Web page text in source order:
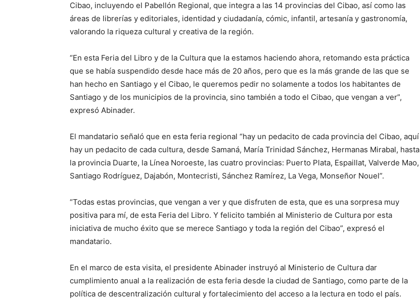
Cibao, incluyendo el Pabellón Regional, que integra a las 14 provincias del Cibao, así como las
áreas de librerías y editoriales, identidad y ciudadanía, cómic, infantil, artesanía y gastronomía,
valorando la riqueza cultural y creativa de la región.
“En esta Feria del Libro y de la Cultura que la estamos haciendo ahora, retomando esta práctica
que se había suspendido desde hace más de 20 años, pero que es la más grande de las que se
han hecho en Santiago y el Cibao, le queremos pedir no solamente a todos los habitantes de
Santiago y de los municipios de la provincia, sino también a todo el Cibao, que vengan a ver”,
expresó Abinader.
El mandatario señaló que en esta feria regional “hay un pedacito de cada provincia del Cibao, aquí
hay un pedacito de cada cultura, desde Samaná, María Trinidad Sánchez, Hermanas Mirabal, hasta
la provincia Duarte, la Línea Noroeste, las cuatro provincias: Puerto Plata, Espaillat, Valverde Mao,
Santiago Rodríguez, Dajabón, Montecristi, Sánchez Ramírez, La Vega, Monseñor Nouel”.
“Todas estas provincias, que vengan a ver y que disfruten de esta, que es una sorpresa muy
positiva para mí, de esta Feria del Libro. Y felicito también al Ministerio de Cultura por esta
iniciativa de mucho éxito que se merece Santiago y toda la región del Cibao”, expresó el
mandatario.
En el marco de esta visita, el presidente Abinader instruyó al Ministerio de Cultura dar
cumplimiento anual a la realización de esta feria desde la ciudad de Santiago, como parte de la
política de descentralización cultural y fortalecimiento del acceso a la lectura en todo el país.